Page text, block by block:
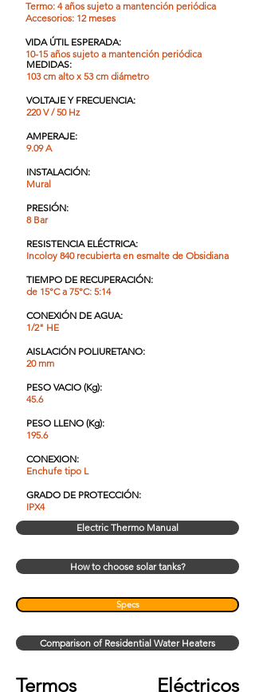
Termo: 4 años sujeto a mantención periódica
Accesorios: 12 meses
VIDA ÚTIL ESPERADA:
10-15 años sujeto a mantención periódica
MEDIDAS:
103 cm alto x 53 cm diámetro
VOLTAJE Y FRECUENCIA:
220 V / 50 Hz
AMPERAJE:
9.09 A
INSTALACIÓN:
Mural
PRESIÓN:
8 Bar
RESISTENCIA ELÉCTRICA:
Incoloy 840 recubierta en esmalte de Obsidiana
TIEMPO DE RECUPERACIÓN:
de 15°C a 75°C: 5:14
CONEXIÓN DE AGUA:
1/2" HE
AISLACIÓN POLIURETANO:
20 mm
PESO VACIO (Kg):
45.6
PESO LLENO (Kg):
195.6
CONEXION:
Enchufe tipo L
GRADO DE PROTECCIÓN:
IPX4
Electric Thermo Manual
How to choose solar tanks?
Specs
Comparison of Residential Water Heaters
Termos Eléctricos